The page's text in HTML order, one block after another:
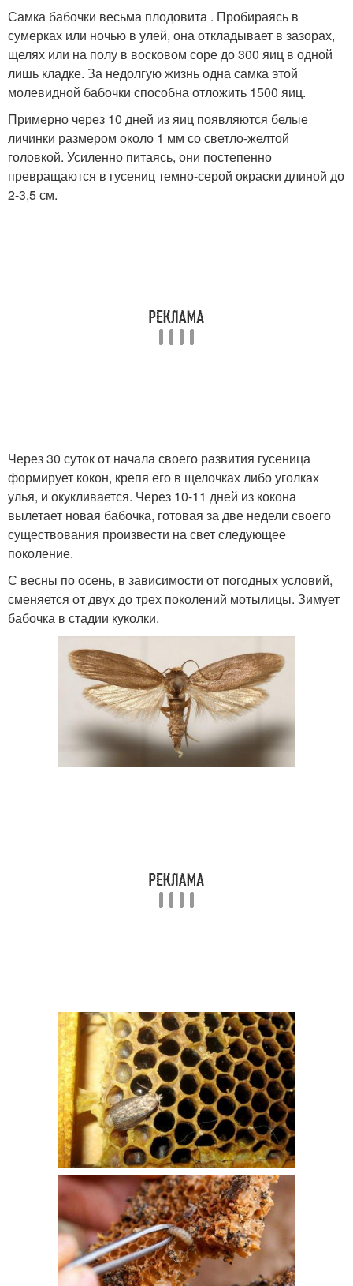
Самка бабочки весьма плодовита . Пробираясь в
сумерках или ночью в улей, она откладывает в зазорах,
щелях или на полу в восковом соре до 300 яиц в одной
лишь кладке. За недолгую жизнь одна самка этой
молевидной бабочки способна отложить 1500 яиц.
Примерно через 10 дней из яиц появляются белые
личинки размером около 1 мм со светло-желтой
головкой. Усиленно питаясь, они постепенно
превращаются в гусениц темно-серой окраски длиной до
2-3,5 см.
Через 30 суток от начала своего развития гусеница
формирует кокон, крепя его в щелочках либо уголках
улья, и окукливается. Через 10-11 дней из кокона
вылетает новая бабочка, готовая за две недели своего
существования произвести на свет следующее
поколение.
С весны по осень, в зависимости от погодных условий,
сменяется от двух до трех поколений мотылицы. Зимует
бабочка в стадии куколки.